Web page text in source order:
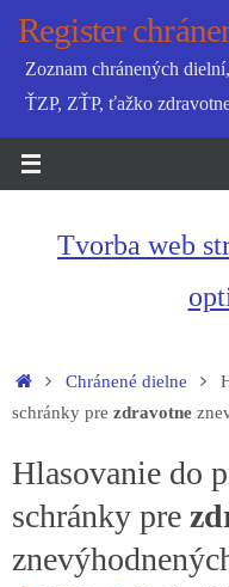
SkipRegister
Zoznam chránených
ŤZP, ZŤP, ťažko
Tvorba web
HomeChránené dielne
schránky pre zdravotne
Hlasovanie do
schránky pre